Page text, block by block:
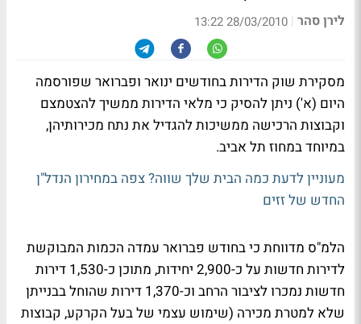
לירן סהר |
28/03/2010 13:22
מסקירת שוק הדירות בחודשים ינואר ופברואר שפורסמה
היום (א') ניתן להסיק כי מלאי הדירות ממשיך להצטמצם
וקבוצות הרכישה ממשיכות להגדיל את נתח מכירותיהן,
במיוחד במחוז תל אביב.
מעוניין לדעת כמה הבית שלך שווה? צפה במחירון הנדל"ן
החדש של זזים
הלמ"ס מדווחת כי בחודש פברואר עמדה הכמות המבוקשת
לדירות חדשות על כ-2,900 יחידות, מתוכן כ-1,530 דירות
חדשות נמכרו לציבור הרחב וכ-1,370 דירות שהוחל בבנייתן
שלא למטרת מכירה (שימוש עצמי של בעל הקרקע, קבוצות